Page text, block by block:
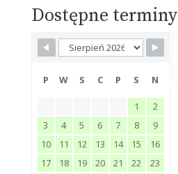
Dostępne terminy
P
W S C P S N
1
2
3
4 5 6 7 8
9
10
11 12 13 14 15
16
17
18 19 20 21 22
23